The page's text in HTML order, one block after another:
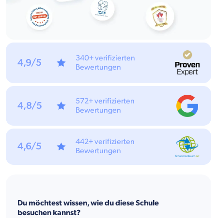
Du möchtest wissen, wie du diese Schule
besuchen kannst?
4,9/5
340+ verifizierten
Bewertungen
4,8/5
572+ verifizierten
Bewertungen
4,6/5
442+ verifizierten
Bewertungen